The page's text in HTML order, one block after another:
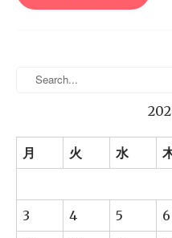
月 火 水
3
4 5 6